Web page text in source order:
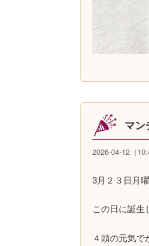
マン
2026-04-12（
3月２３日月
この日に誕生
４頭の元気